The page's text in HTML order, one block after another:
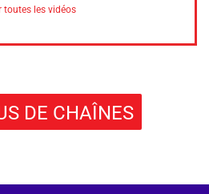
toutes les vidéos
DE CHAÎNES